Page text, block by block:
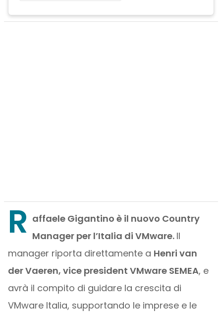
R affaele Gigantino è il nuovo Country
Manager per l’Italia di VMware. Il
manager riporta direttamente a Henri van
der Vaeren, vice president VMware SEMEA, e
avrà il compito di guidare la crescita di
VMware Italia, supportando le imprese e le